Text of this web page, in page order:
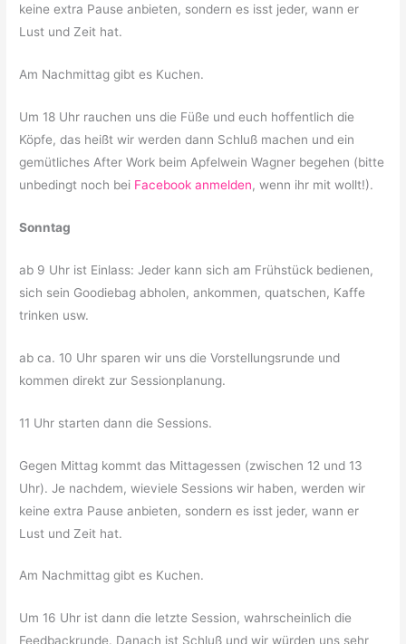
keine extra Pause anbieten, sondern es isst jeder, wann er
Lust und Zeit hat.
Am Nachmittag gibt es Kuchen.
Um 18 Uhr rauchen uns die Füße und euch hoffentlich die
Köpfe, das heißt wir werden dann Schluß machen und ein
gemütliches After Work beim Apfelwein Wagner begehen (bitte
unbedingt noch bei Facebook anmelden, wenn ihr mit wollt!).
Sonntag
ab 9 Uhr ist Einlass: Jeder kann sich am Frühstück bedienen,
sich sein Goodiebag abholen, ankommen, quatschen, Kaffe
trinken usw.
ab ca. 10 Uhr sparen wir uns die Vorstellungsrunde und
kommen direkt zur Sessionplanung.
11 Uhr starten dann die Sessions.
Gegen Mittag kommt das Mittagessen (zwischen 12 und 13
Uhr). Je nachdem, wieviele Sessions wir haben, werden wir
keine extra Pause anbieten, sondern es isst jeder, wann er
Lust und Zeit hat.
Am Nachmittag gibt es Kuchen.
Um 16 Uhr ist dann die letzte Session, wahrscheinlich die
Feedbackrunde. Danach ist Schluß und wir würden uns sehr